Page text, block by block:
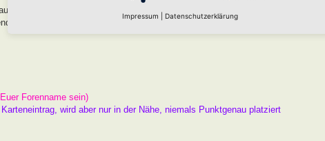
Fotos unterlegen.
Forenname sein)
wird aber nur in der Nähe, niemals Punktgenau platziert
Impressum Datenschutzerklärung